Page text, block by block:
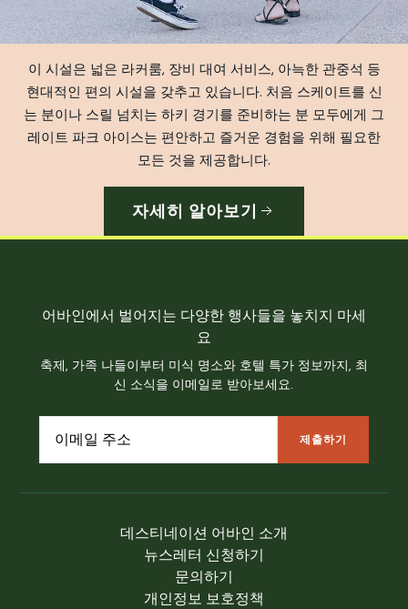
이 시설은 넓은 라커룸, 장비 대여 서비스, 아늑한 관중석 등
현대적인 편의 시설을 갖추고 있습니다. 처음 스케이트를 신
는 분이나 스릴 넘치는 하키 경기를 준비하는 분 모두에게 그
레이트 파크 아이스는 편안하고 즐거운 경험을 위해 필요한
모든 것을 제공합니다.
자세히 알아보기
데스티네이션 어바인 소개
뉴스레터 신청하기
문의하기
개인정보 보호정책
어바인에서 벌어지는 다양한 행사들을 놓치지 마세
요
축제, 가족 나들이부터 미식 명소와 호텔 특가 정보까지, 최
신 소식을 이메일로 받아보세요.